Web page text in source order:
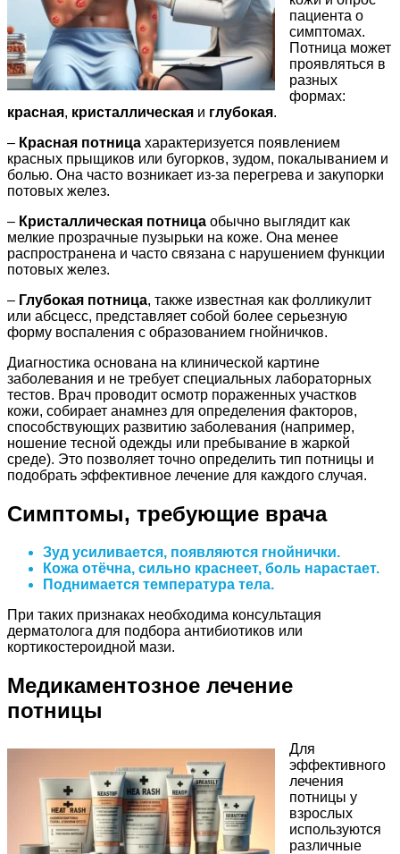
пациента о
симптомах.
Потница может
проявляться в
разных
формах:
красная, кристаллическая и глубокая.
– Красная потница характеризуется появлением
красных прыщиков или бугорков, зудом, покалыванием и
болью. Она часто возникает из-за перегрева и закупорки
потовых желез.
– Кристаллическая потница обычно выглядит как
мелкие прозрачные пузырьки на коже. Она менее
распространена и часто связана с нарушением функции
потовых желез.
– Глубокая потница, также известная как фолликулит
или абсцесс, представляет собой более серьезную
форму воспаления с образованием гнойничков.
Диагностика основана на клинической картине
заболевания и не требует специальных лабораторных
тестов. Врач проводит осмотр пораженных участков
кожи, собирает анамнез для определения факторов,
способствующих развитию заболевания (например,
ношение тесной одежды или пребывание в жаркой
среде). Это позволяет точно определить тип потницы и
подобрать эффективное лечение для каждого случая.
Симптомы, требующие врача
Зуд усиливается, появляются гнойнички.
Кожа отёчна, сильно краснеет, боль нарастает.
Поднимается температура тела.
При таких признаках необходима консультация
дерматолога для подбора антибиотиков или
кортикостероидной мази.
Медикаментозное лечение
потницы
Для
эффективного
лечения
потницы у
взрослых
используются
различные